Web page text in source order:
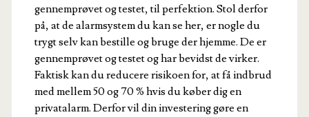
gennemprøvet og testet, til perfektion. Stol derfor
på, at de alarmsystem du kan se her, er nogle du
trygt selv kan bestille og bruge der hjemme. De er
gennemprøvet og testet og har bevidst de virker.
Faktisk kan du reducere risikoen for, at få indbrud
med mellem 50 og 70 % hvis du køber dig en
privatalarm. Derfor vil din investering gøre en